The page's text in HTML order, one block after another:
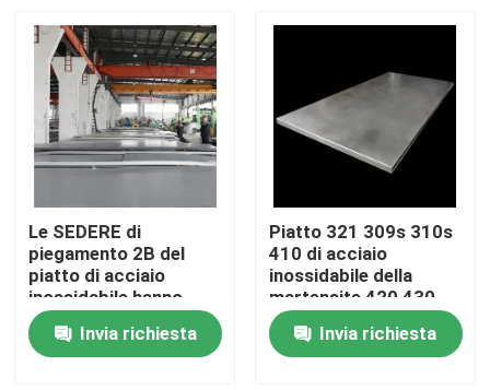
Casa
Prodotti
Le SEDERE di
piegamento 2B del
piatto di acciaio
inossidabile hanno
laminato a freddo 304l
di lucidaturaInvia richiesta
Piatto 321 309s 310s
410 di acciaio
inossidabile della
martensite 420 430
904l 2205
Invia richiesta